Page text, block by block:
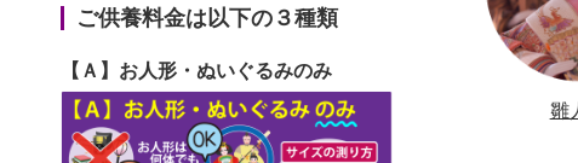
雛
一緒にお雛様を出しました。
お...
しても良いですか？
第73回人形供養祭
第72回人形供養祭
令和6年9月9日(月)
ご供養料金は以下の３種類
【Ａ】お人形・ぬいぐるみのみ